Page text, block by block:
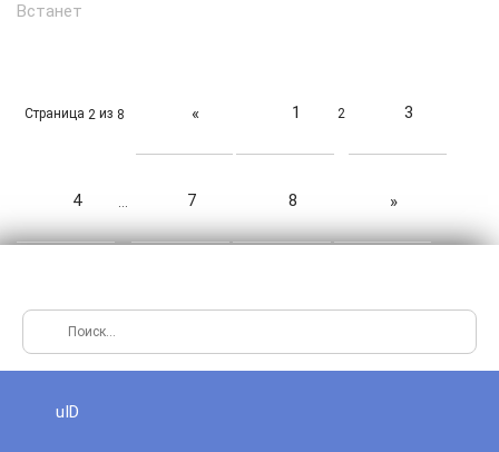
Встанет
Страница 2 из 8 « 1 2 3
4 … 7 8 »
uID